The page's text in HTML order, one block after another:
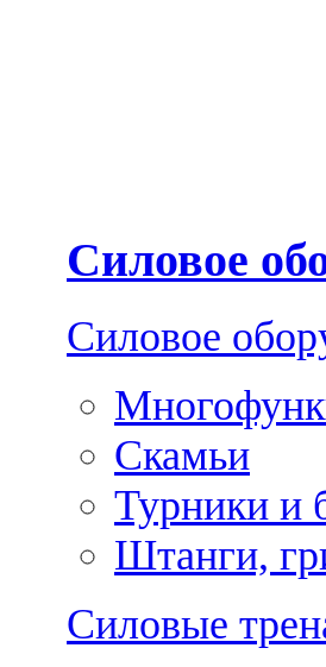
Силовое
Силовое
Скамьи
Турники и
Штанги,
Силовые